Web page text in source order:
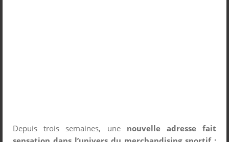
Depuis trois semaines, une nouvelle adresse fait